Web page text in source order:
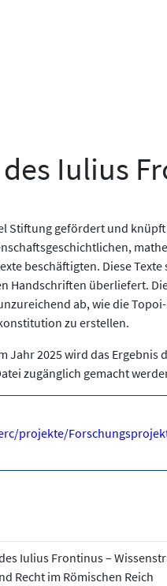
Iulius
Stiftung gefördert und
beschäftigten. Diese
Handschriften überliefert.
ab, wie die
zu erstellen.
Jahr 2025 wird das
zugänglich gemacht
projekte/
Iulius Frontinus –
Recht im Römischen Reich